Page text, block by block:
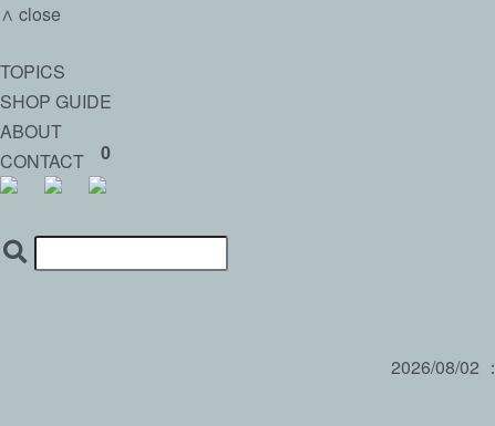
∧ close
TOPICS
SHOP GUIDE
ABOUT
CONTACT
0
2026/08/02 ：